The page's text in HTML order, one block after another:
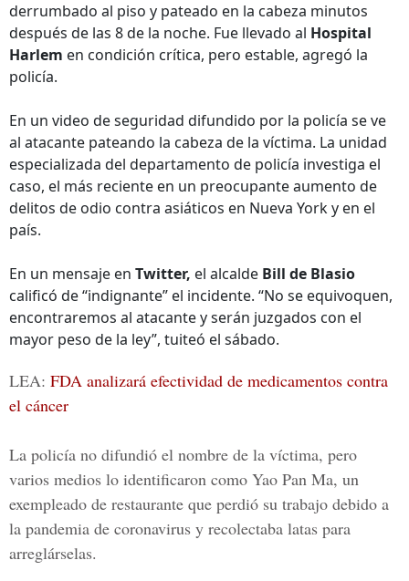
derrumbado al piso y pateado en la cabeza minutos
después de las 8 de la noche. Fue llevado al Hospital
Harlem en condición crítica, pero estable, agregó la
policía.
En un video de seguridad difundido por la policía se ve
al atacante pateando la cabeza de la víctima. La unidad
especializada del departamento de policía investiga el
caso, el más reciente en un preocupante aumento de
delitos de odio contra asiáticos en Nueva York y en el
país.
En un mensaje en Twitter, el alcalde Bill de Blasio
calificó de “indignante” el incidente. “No se equivoquen,
encontraremos al atacante y serán juzgados con el
mayor peso de la ley”, tuiteó el sábado.
LEA: FDA analizará efectividad de medicamentos contra
el cáncer
La policía no difundió el nombre de la víctima, pero
varios medios lo identificaron como Yao Pan Ma, un
exempleado de restaurante que perdió su trabajo debido a
la pandemia de coronavirus y recolectaba latas para
arreglárselas.